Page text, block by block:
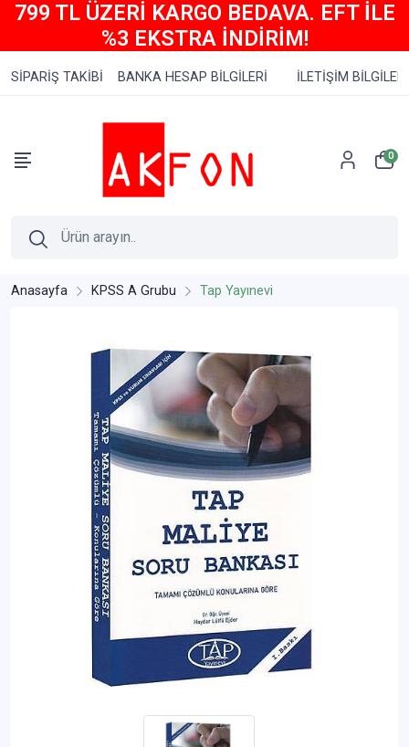
799 TL ÜZERİ KARGO BEDAVA. EFT İLE
%3 EKSTRA İNDİRİM!
SİPARİŞ TAKİBİ BANKA HESAP BİLGİLERİ İLETİŞİM BİLGİLERİ
0
Anasayfa KPSS A Grubu Tap Yayınevi